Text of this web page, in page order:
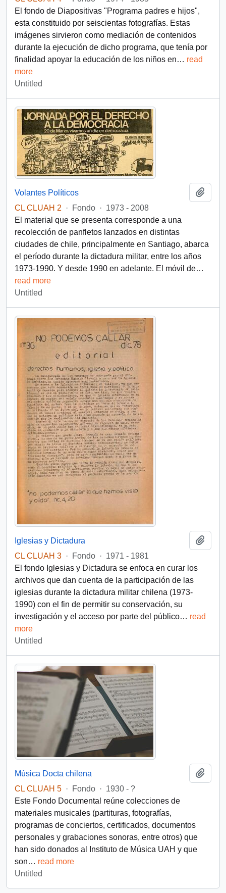
El fondo de Diapositivas "Programa padres e hijos",
esta constituido por seiscientas fotografías. Estas
imágenes sirvieron como mediación de contenidos
durante la ejecución de dicho programa, que tenía por
finalidad apoyar la educación de los niños en… read
more
Untitled
Volantes Políticos
CL CLUAH 2
· Fondo · 1973 - 2008
El material que se presenta corresponde a una
recolección de panfletos lanzados en distintas
ciudades de chile, principalmente en Santiago, abarca
el período durante la dictadura militar, entre los años
1973-1990. Y desde 1990 en adelante. El móvil de…
read more
Untitled
Iglesias y Dictadura
CL CLUAH 3 · Fondo · 1971 - 1981
El fondo Iglesias y Dictadura se enfoca en curar los
archivos que dan cuenta de la participación de las
iglesias durante la dictadura militar chilena (1973-
1990) con el fin de permitir su conservación, su
investigación y el acceso por parte del público… read
more
Untitled
Música Docta chilena
CL CLUAH 5 · Fondo · 1930 - ?
Este Fondo Documental reúne colecciones de
materiales musicales (partituras, fotografías,
programas de conciertos, certificados, documentos
personales y grabaciones sonoras, entre otros) que
han sido donados al Instituto de Música UAH y que
son… read more
Untitled